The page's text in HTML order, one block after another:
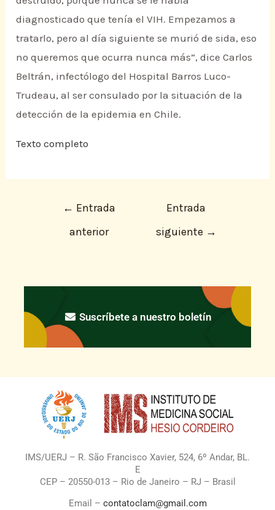
diagnosticado que tenía el VIH. Empezamos a
tratarlo, pero al día siguiente se murió de sida, eso
no queremos que ocurra nunca más”, dice Carlos
Beltrán, infectólogo del Hospital Barros Luco-
Trudeau, al ser consulado por la situación de la
detección de la epidemia en Chile.
Texto completo
← Entrada
anterior
Entrada
siguiente →
Suscríbete a nuestro boletín
IMS/UERJ – R. São Francisco Xavier, 524, 6º Andar, BL.
E
CEP – 20550-013 – Rio de Janeiro – RJ – Brasil
Email – contatoclam@gmail.com